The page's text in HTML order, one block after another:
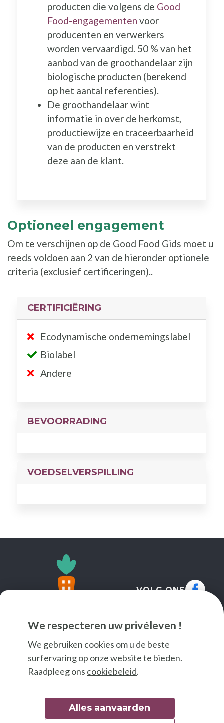
We respecteren uw privéleven !
We gebruiken cookies om u de beste
surfervaring op onze website te bieden.
Raadpleeg ons cookiebeleid.
Alles aanvaarden
producten die volgens de Good
Food-engagementen voor
producenten en verwerkers
worden vervaardigd. 50 % van het
aanbod van de groothandelaar zijn
biologische producten (berekend
op het aantal referenties).
De groothandelaar wint
informatie in over de herkomst,
productiewijze en traceerbaarheid
van de producten en verstrekt
deze aan de klant.
Optioneel engagement
Om te verschijnen op de Good Food Gids moet u
reeds voldoen aan 2 van de hieronder optionele
criteria (exclusief certificeringen)..
CERTIFICIËRING
Ecodynamische ondernemingslabel
Biolabel
Andere
BEVOORRADING
VOEDSELVERSPILLING
VOLG ONS